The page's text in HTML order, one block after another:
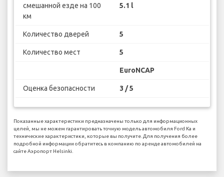
смешанной езде на 100
км
5.1 l
Количество дверей 5
Количество мест 5
EuroNCAP
Оценка безопасности 3 / 5
Показанные характеристики предназначены только для информационных
целей, мы не можем гарантировать точную модель автомобиля Ford Ka и
технические характеристики, которые вы получите. Для получения более
подробной информации обратитесь в компанию по аренде автомобилей на
сайте Аэропорт Helsinki.